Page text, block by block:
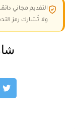
التقديم مجاني
ولا تُشارك رمز